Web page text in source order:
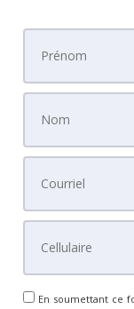
En soumettant ce